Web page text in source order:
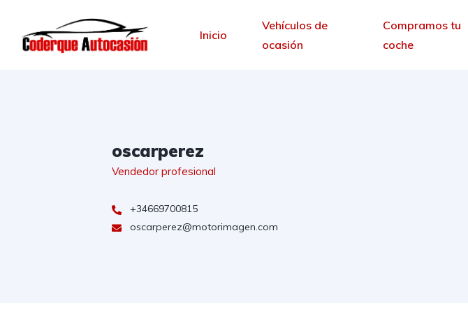
Inicio
Vehículos de
ocasión
Compramos tu
coche
oscarperez
Vendedor profesional
+34669700815
oscarperez@motorimagen.com